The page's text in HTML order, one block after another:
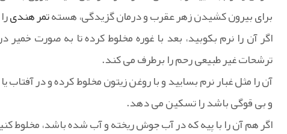
برای بیرون کشیدن زهر عقرب و درمان گزیدگی، هستهتمر هندی
اگر آن را نرم بکوبید، بعد با غوره مخلوط کرده تا به صورت
ترشحات غیر طبیعی رحم را برطرف می کند.
آن را مثل غبار نرم بسایید و با روغن زیتون مخلوط کرده و در
و بی قوگی باشد را تسکین می دهد.
اگر هم آن را با پیه که در آب جوش ریخته و آب شده باشد، مخلوط